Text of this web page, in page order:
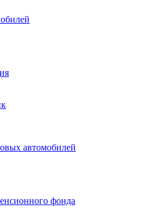
автомобилей
фонда